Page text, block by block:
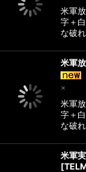
米軍
字＋
な破
米軍
×
米軍
字＋
な破
米軍
[